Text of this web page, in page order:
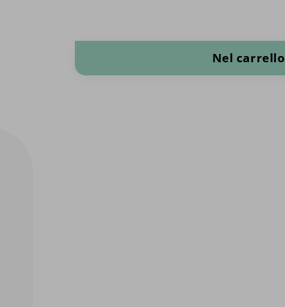
Nel carrello